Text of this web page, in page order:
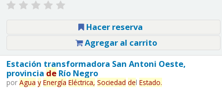
Hacer reserva
Agregar al carrito
Estación transformadora San Antoni Oeste,
provincia deRío Negro
por Agua y Energía Eléctrica, Sociedad del Estado.